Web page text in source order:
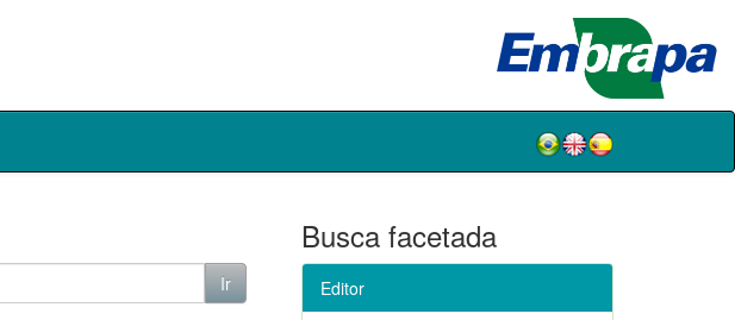
Busca facetada
Editor